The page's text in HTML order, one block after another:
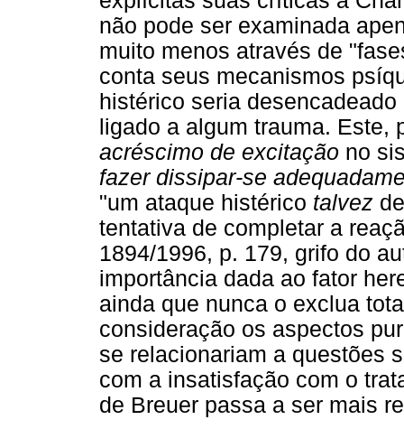
não pode ser examinada
muito menos através de
conta seus mecanismos
histérico seria
ligado a algum trauma.
acréscimo de excitação no
fazer dissipar-se
"um ataque histérico talvez
tentativa de completar a
1894/1996, p. 179, grifo do
importância dada ao fator
ainda que nunca o exclua
consideração os aspectos
se relacionariam a questões
com a insatisfação com o
de Breuer passa a ser mais